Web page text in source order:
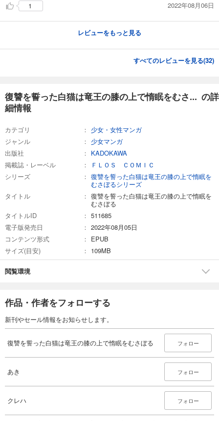
1
2022年08月06日
レビューをもっと見る
すべてのレビューを見る(32)
復讐を誓った白猫は竜王の膝の上で惰眠をむさ... の詳
細情報
カテゴリ
少女・女性マンガ
ジャンル
少女マンガ
出版社
KADOKAWA
掲載誌・レーベル
ＦＬＯＳ ＣＯＭＩＣ
シリーズ
復讐を誓った白猫は竜王の膝の上で惰眠を
むさぼるシリーズ
タイトル
復讐を誓った白猫は竜王の膝の上で惰眠を
むさぼる
タイトルID
511685
電子版発売日
2022年08月05日
コンテンツ形式
EPUB
サイズ(目安)
109MB
閲覧環境
作品・作者をフォローする
新刊やセール情報をお知らせします。
復讐を誓った白猫は竜王の膝の上で惰眠をむさぼる フォロー
あき フォロー
クレハ フォロー